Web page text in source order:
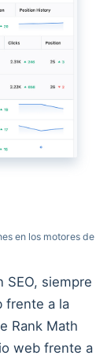
en los motores de
SEO, siempre
frente a la
Rank Math
web frente a